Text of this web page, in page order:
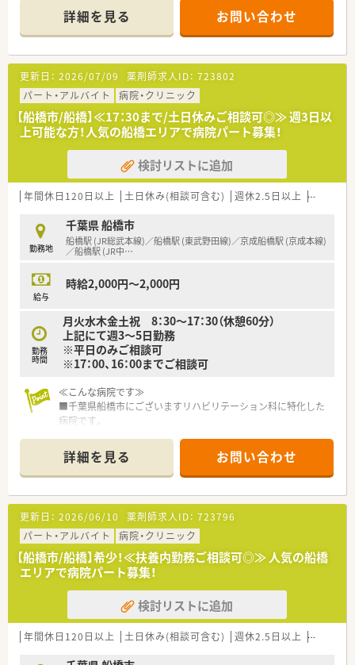
■人工関節脊椎センターと透析センターも併設しています。
■透析ベッド30床と近隣では大規模な透析センターです。
≪業務内容≫
■病院における薬剤師業務をご対応いただきます。
■主に整形外科、透析、療養病棟の入院患者様の対応が主になり
ます。
■外来は院外処方で内科・整形外科が主です。
■注射はセットのみ、混注業務はありません。
≪おススメポイント≫
■長くお勤めされている方が多い病院です。
■プライベートもしっかり確保、有給取得率が100％！（令和5年
実績）
■保育園費用の負担あり！
正社員は最高50,000円（1人当たり）まで補助制度がございます。
（※就業時間によって変更有り）
≪福利厚生≫
■団体保険加入割引、等
■未就学児の子の看護休暇、人間ドック休暇 裁判員制度休暇、
等
詳細を見る お問い合わせ
更新日： 2026/07/09 薬剤師求人ID： 723802
パート・アルバイト
病院・クリニック
【船橋市/船橋】≪17：30まで/土日休みご相談可◎≫ 週3日以
上可能な方！人気の船橋エリアで病院パート募集！
検討リストに追加
年間休日120日以上 土日休み(相談可含む) 週休2.5日以上 週32h以
勤務地
千葉県 船橋市
船橋駅 (JR総武本線)／船橋駅 (東武野田線)／京成船橋駅 (京成本線)
／船橋駅 (JR中…
給与
時給2,000円～2,000円
勤務
時間
月火水木金土祝 8：30～17：30（休憩60分）
上記にて週3～5日勤務
※平日のみご相談可
※17：00、16：00までご相談可
≪こんな病院です≫
■千葉県船橋市にございますリハビリテーション科に特化した
病院です。
るため、落ち着いた環境下でご就業いただけます。
■天井が高く、内外装ともにとても綺麗な病院です。
■脳血管疾患、頭部外傷、脊髄損傷等により障害を持たれた患者
に対する家庭復帰を目的としています。
■外科系手術を終えた方がリハビリのために入院されてくるた
め、急性期とは異なり、入院時に亡くなる方は全退院者のうち
0.5%と極少です。
■電子カルテを導入しており、入院・外来・通所・居宅の連携もし
っかりとれています。
■外部研修費補助、各種保養施設割引制度、家族手当、住宅手当
など福利厚生も充実！
食堂もご利用可能です。
■急性期病院の様に病態が激変する患者様ではないため、計画的
に調剤業務を行うことが可能です。
詳細を見る お問い合わせ
更新日： 2026/06/10 薬剤師求人ID： 723796
パート・アルバイト
病院・クリニック
【船橋市/船橋】希少！≪扶養内勤務ご相談可◎≫ 人気の船橋
エリアで病院パート募集！
検討リストに追加
年間休日120日以上 土日休み(相談可含む) 週休2.5日以上 ブランク